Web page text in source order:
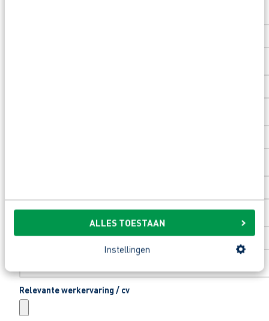
ALLES TOESTAAN
Instellingen
Telefoonnummer*
Relevante werkervaring / cv